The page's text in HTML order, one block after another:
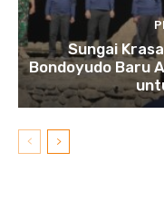
Sungai
Bondoyudo Baru